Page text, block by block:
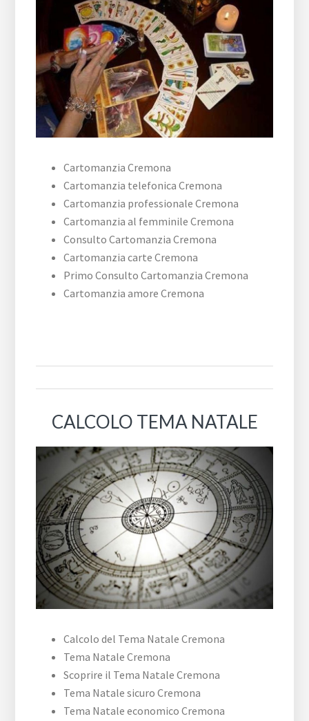
Cartomanzia Cremona
Cartomanzia telefonica Cremona
Cartomanzia professionale Cremona
Cartomanzia al femminile Cremona
Consulto Cartomanzia Cremona
Cartomanzia carte Cremona
Primo Consulto Cartomanzia Cremona
Cartomanzia amore Cremona
CALCOLO TEMA NATALE
Calcolo del Tema Natale Cremona
Tema Natale Cremona
Scoprire il Tema Natale Cremona
Tema Natale sicuro Cremona
Tema Natale economico Cremona